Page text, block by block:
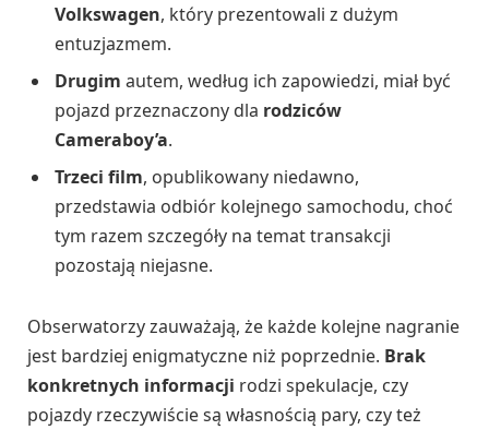
Volkswagen, który prezentowali z dużym
entuzjazmem.
Drugim autem, według ich zapowiedzi, miał być
pojazd przeznaczony dla rodziców
Cameraboy’a.
Trzeci film, opublikowany niedawno,
przedstawia odbiór kolejnego samochodu, choć
tym razem szczegóły na temat transakcji
pozostają niejasne.
Obserwatorzy zauważają, że każde kolejne nagranie
jest bardziej enigmatyczne niż poprzednie. Brak
konkretnych informacji rodzi spekulacje, czy
pojazdy rzeczywiście są własnością pary, czy też